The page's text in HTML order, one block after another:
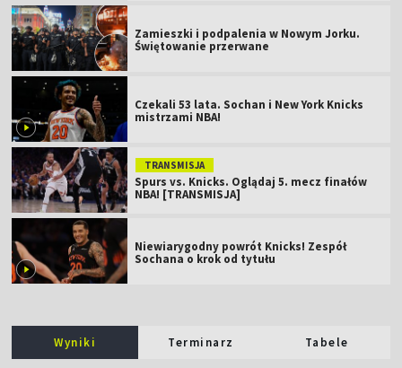
Zamieszki i podpalenia w Nowym Jorku.
Świętowanie przerwane
Czekali 53 lata. Sochan i New York Knicks
mistrzami NBA!
TRANSMISJA
Spurs vs. Knicks. Oglądaj 5. mecz finałów
NBA! [TRANSMISJA]
Niewiarygodny powrót Knicks! Zespół
Sochana o krok od tytułu
Wyniki Terminarz Tabele